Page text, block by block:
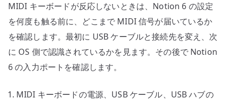
MIDI キーボードが反応しないときは、Notion 6 の設定
を何度も触る前に、どこまで MIDI 信号が届いているか
を確認します。最初に USB ケーブルと接続先を変え、次
に OS 側で認識されているかを見ます。その後で Notion
6 の入力ポートを確認します。
MIDI キーボードの電源、USB ケーブル、USB ハブの